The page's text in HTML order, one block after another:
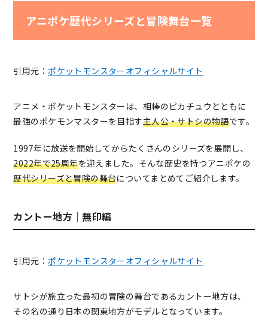
アニポケ歴代シリーズと冒険舞台一覧
引用元：ポケットモンスターオフィシャルサイト
アニメ・ポケットモンスターは、相棒のピカチュウとともに
最強のポケモンマスターを目指す主人公・サトシの物語です。
1997年に放送を開始してからたくさんのシリーズを展開し、
2022年で25周年を迎えました。そんな歴史を持つアニポケの
歴代シリーズと冒険の舞台についてまとめてご紹介します。
カントー地方｜無印編
引用元：ポケットモンスターオフィシャルサイト
サトシが旅立った最初の冒険の舞台であるカントー地方は、
その名の通り日本の関東地方がモデルとなっています。